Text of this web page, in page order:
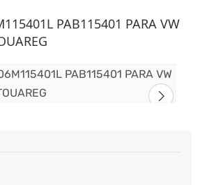
PAB115401 PARA VW